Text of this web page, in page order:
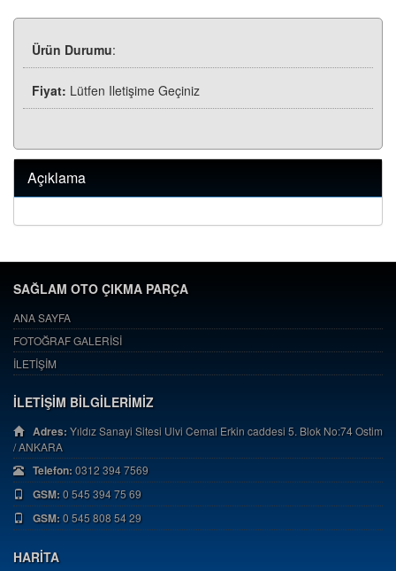
Ürün Durumu:
Fiyat: Lütfen Iletişime Geçiniz
Açıklama
SAĞLAM OTO ÇIKMA PARÇA
ANA SAYFA
FOTOĞRAF GALERİSİ
İLETİŞİM
İLETİŞİM BİLGİLERİMİZ
Adres:Yıldız Sanayi Sitesi Ulvi Cemal Erkin caddesi 5. Blok No:74 Ostim
/ ANKARA
Telefon:0312 394 7569
GSM:0 545 394 75 69
GSM:0 545 808 54 29
HARİTA